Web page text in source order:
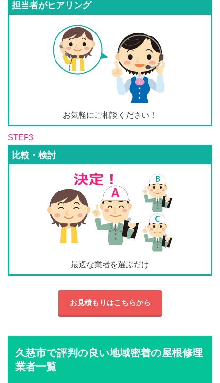
担当者がヒアリング
お気軽にご相談ください！
STEP3
比較・検討
最適な業者を選ぶだけ
お見積もりはこちらから
久慈市で評判の良い地域密着の屋根修理
業者一覧